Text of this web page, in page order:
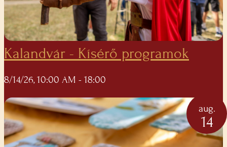
Kalandvár - Kísérő programok
8/14/26, 10:00 AM - 18:00
aug.
14